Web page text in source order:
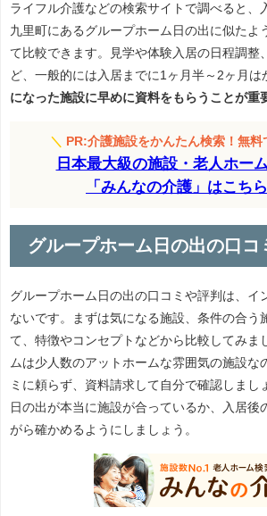
ライフル介護などの検索サイトで調べると、
九里町にあるグループホーム日の出に似たよ
て比較できます。見学や体験入居の日程調整
ど、一般的には入居までに1ヶ月半～2ヶ月は
になった施設に早めに資料をもらうことが重
＼ PR:介護施設をかんたん検索！無料
日本最大級の施設・老人ホー
「みんなの介護」はこち
グループホーム日の出の口コ
グループホーム日の出の口コミや評判は、イ
ないです。まずは気になる施設、条件の合う
て、特徴やコンセプトなどから比較してみま
ムは少人数のアットホームな雰囲気の施設な
ミに頼らず、資料請求して自分で確認しまし
日の出が本当に施設が合っているか、入居後
がら確かめるようにしましょう。